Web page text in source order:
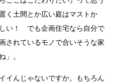
く土間とか広い庭はマストか
い！ でも企画住宅なら自分で
されているモノで合いそうな家
」。
イんじゃないですか。もちろん